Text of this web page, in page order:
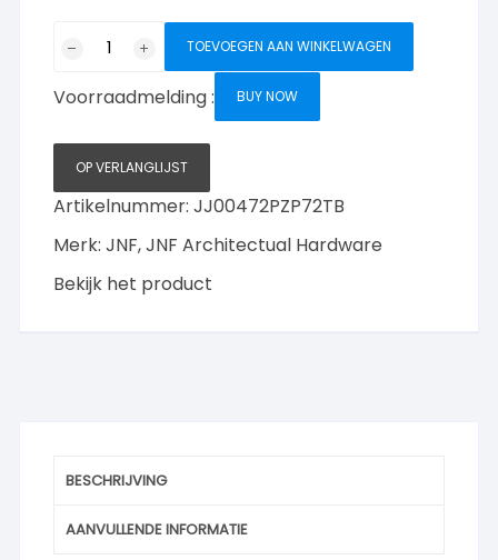
collectie
Art
deurkruk
met
rechthoekig
langschild
cilinder
PC72
mm,
TOEVOEGEN AAN WINKELWAGEN
Voorraadmelding : BUY NOW
OP VERLANGLIJST
Artikelnummer:JJ00472PZP72TB
Merk:JNF,JNF Architectual Hardware
Bekijk het product
BESCHRIJVING
AANVULLENDE INFORMATIE